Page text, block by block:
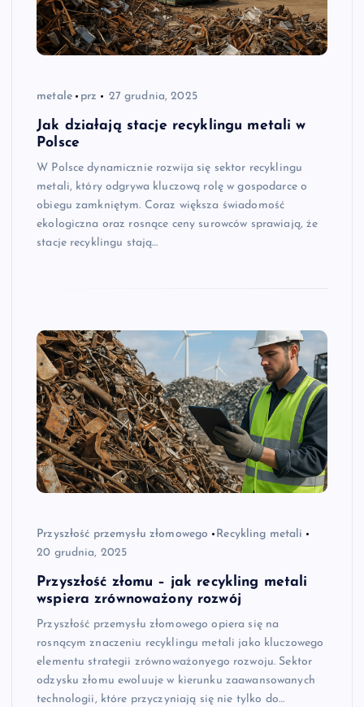
metale prz 27 grudnia, 2025
Jak działają stacje recyklingu metali w
Polsce
W Polsce dynamicznie rozwija się sektor recyklingu
metali, który odgrywa kluczową rolę w gospodarce o
obiegu zamkniętym. Coraz większa świadomość
ekologiczna oraz rosnące ceny surowców sprawiają, że
stacje recyklingu stają…
Przyszłość przemysłu złomowego
Recykling metali
20 grudnia, 2025
Przyszłość złomu – jak recykling metali
wspiera zrównoważony rozwój
Przyszłość przemysłu złomowego opiera się na
rosnącym znaczeniu recyklingu metali jako kluczowego
elementu strategii zrównoważonyego rozwoju. Sektor
odzysku złomu ewoluuje w kierunku zaawansowanych
technologii, które przyczyniają się nie tylko do…